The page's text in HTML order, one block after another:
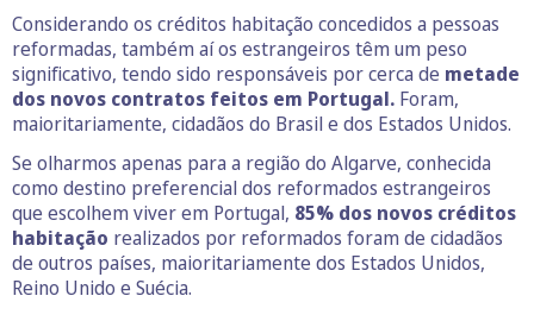
Considerando os créditos habitação concedidos a pessoas
reformadas, também aí os estrangeiros têm um peso
significativo, tendo sido responsáveis por cerca de metade
dos novos contratos feitos em Portugal. Foram,
maioritariamente, cidadãos do Brasil e dos Estados Unidos.
Se olharmos apenas para a região do Algarve, conhecida
como destino preferencial dos reformados estrangeiros
que escolhem viver em Portugal, 85% dos novos créditos
habitação realizados por reformados foram de cidadãos
de outros países, maioritariamente dos Estados Unidos,
Reino Unido e Suécia.